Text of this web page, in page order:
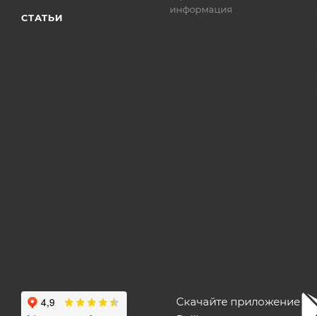
СТАТЬИ
информация
Скачайте приложение